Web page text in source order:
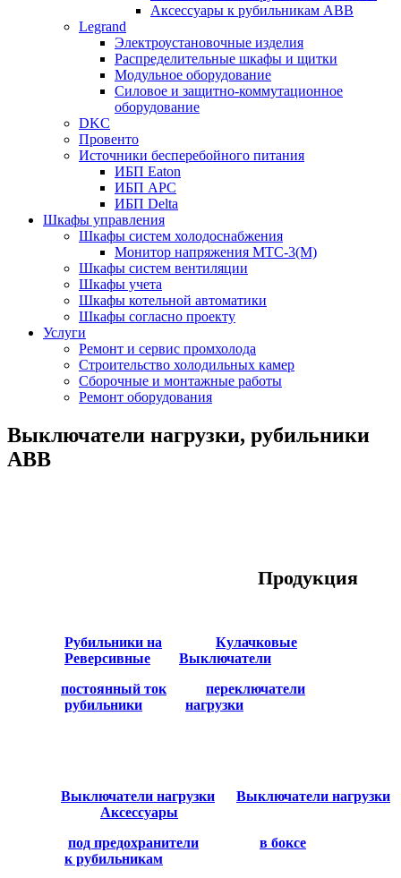
Аксессуары к рубильникам ABB
Legrand
Электроустановочные изделия
Распределительные шкафы и щитки
Модульное оборудование
Силовое и защитно-коммутационное
оборудование
DKC
Провенто
Источники бесперебойного питания
ИБП Eaton
ИБП APC
ИБП Delta
Шкафы управления
Шкафы систем холодоснабжения
Монитор напряжения МТС-3(М)
Шкафы систем вентиляции
Шкафы учета
Шкафы котельной автоматики
Шкафы согласно проекту
Услуги
Ремонт и сервис промхолода
Строительство холодильных камер
Сборочные и монтажные работы
Ремонт оборудования
Выключатели нагрузки, рубильники
ABB
Продукция
Рубильники на
Кулачковые
Реверсивные
Выключатели
постоянный ток
переключатели
рубильники
нагрузки
Выключатели нагрузки
Выключатели нагрузки
Аксессуары
под предохранители
в боксе
к рубильникам